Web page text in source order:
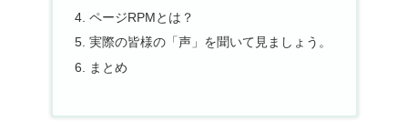
ページRPMとは？
実際の皆様の「声」を聞いて見ましょう。
まとめ